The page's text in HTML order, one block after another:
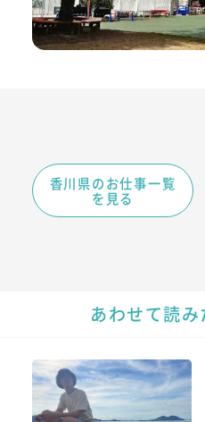
香川県のお仕事一覧
を見る
あわせて読